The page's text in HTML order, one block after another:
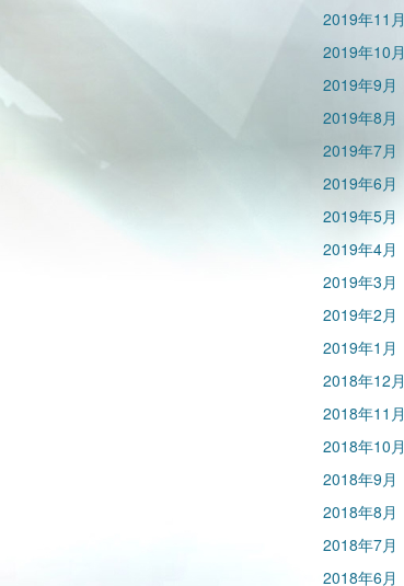
2019年11月
2019年10月
2019年9月
2019年8月
2019年7月
2019年6月
2019年5月
2019年4月
2019年3月
2019年2月
2019年1月
2018年12月
2018年11月
2018年10月
2018年9月
2018年8月
2018年7月
2018年6月